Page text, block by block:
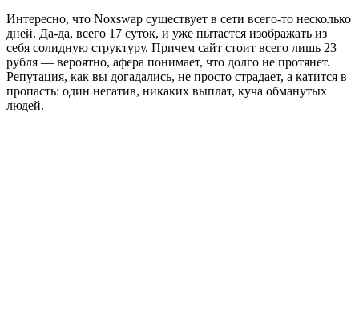
Интересно, что Noxswap существует в сети всего-то несколько
дней. Да-да, всего 17 суток, и уже пытается изображать из
себя солидную структуру. Причем сайт стоит всего лишь 23
рубля — вероятно, афера понимает, что долго не протянет.
Репутация, как вы догадались, не просто страдает, а катится в
пропасть: один негатив, никаких выплат, куча обманутых
людей.